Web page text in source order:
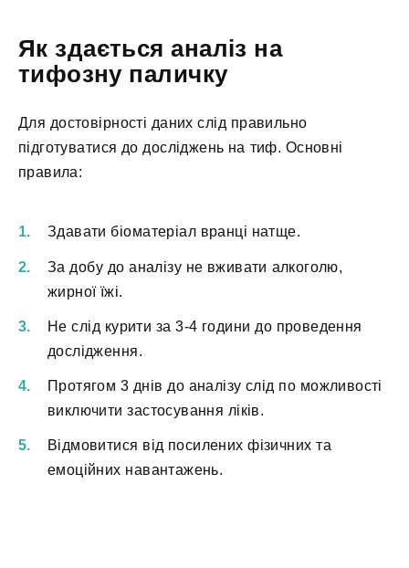
Як здається аналіз на
тифозну паличку
Для достовірності даних слід правильно
підготуватися до досліджень на тиф. Основні
правила:
Здавати біоматеріал вранці натще.
За добу до аналізу не вживати алкоголю,
жирної їжі.
Не слід курити за 3-4 години до проведення
дослідження.
Протягом 3 днів до аналізу слід по можливості
виключити застосування ліків.
Відмовитися від посилених фізичних та
емоційних навантажень.